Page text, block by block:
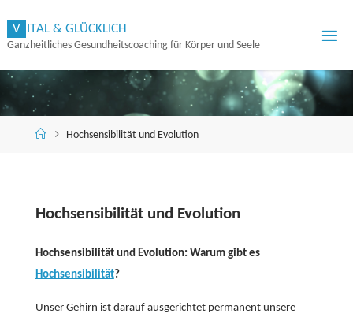
Inhalt
V ITAL & GLÜCKL ICH
Ganzheitliches Gesundheitscoaching für Körper und Seele
StartHochsensibilität und Evolution
Hochsensibilität und Evolution
Hochsensibilität und Evolution: Warum gibt es
Hochsensibilität?
Unser Gehirn ist darauf ausgerichtet permanent unsere